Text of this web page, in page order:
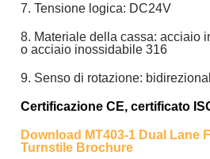
7. Tensione logica: DC24V
8. Materiale della cassa: acciaio
o acciaio inossidabile 316
9. Senso di rotazione:
Certificazione CE, certificato
Download MT403-1 Dual Lane
Turnstile Brochure